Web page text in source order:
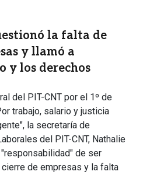
la falta de
y llamó a
y los derechos
del PIT-CNT por el 1º de
trabajo, salario y justicia
la secretaría de
del PIT-CNT, Nathalie
de ser
de empresas y la falta